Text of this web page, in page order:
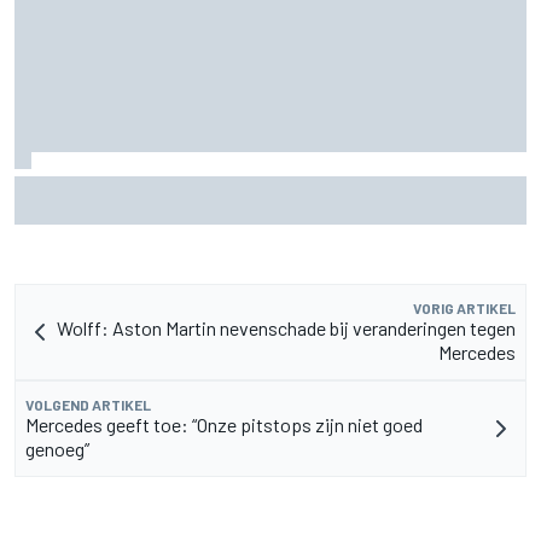
VORIG ARTIKEL
Wolff: Aston Martin nevenschade bij veranderingen tegen
Mercedes
VOLGEND ARTIKEL
Mercedes geeft toe: “Onze pitstops zijn niet goed
genoeg”